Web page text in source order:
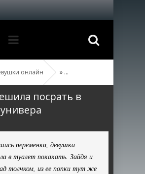
онлайн »
посрать в
переменки, девушка
в туалет покакать. Зайдя и
толчком, из ее попки тут же